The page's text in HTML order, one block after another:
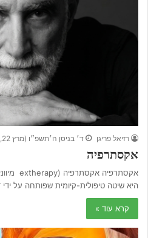
רזיאל פריגן ד׳ בניסן ה׳תשפ״ו (מרץ 22, 2026)
אקסתרפיה
היא שיטה טיפולית-קיומית שפותחה על
קרא עוד »